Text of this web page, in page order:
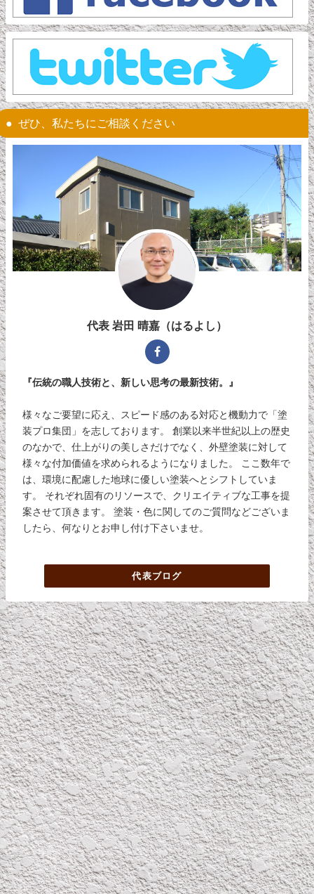
ぜひ、私たちにご相談ください
代表 岩田 晴嘉（はるよし）
『伝統の職人技術と、新しい思考の最新技術。』
様々なご要望に応え、スピード感のある対応と機動力で「塗
装プロ集団」を志しております。 創業以来半世紀以上の歴史
のなかで、仕上がりの美しさだけでなく、外壁塗装に対して
様々な付加価値を求められるようになりました。 ここ数年で
は、環境に配慮した地球に優しい塗装へとシフトしていま
す。 それぞれ固有のリソースで、クリエイティブな工事を提
案させて頂きます。 塗装・色に関してのご質問などございま
したら、何なりとお申し付け下さいませ。
代表ブログ